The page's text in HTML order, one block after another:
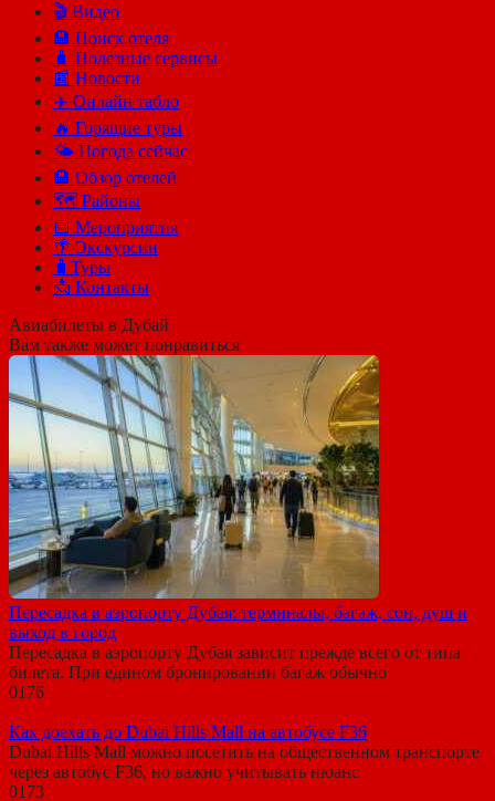
🎬 Видео
🏨 Поиск отеля
🧳 Полезные сервисы
📰 Новости
✈️ Онлайн табло
🔥 Горящие туры
🌤️ Погода сейчас
🏨 Обзор отелей
🗺 Районы
📅 Мероприятия
🌴 Экскурсии
🧳Туры
📩 Контакты
Авиабилеты в Дубай
Вам также может понравиться
Пересадка в аэропорту Дубая: терминалы, багаж, сон, душ и
выход в город
Пересадка в аэропорту Дубая зависит прежде всего от типа
билета. При едином бронировании багаж обычно
0176
Как доехать до Dubai Hills Mall на автобусе F36
Dubai Hills Mall можно посетить на общественном транспорте
через автобус F36, но важно учитывать нюанс
0173